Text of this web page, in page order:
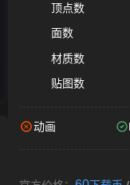
顶点数
面数
材质数
贴图数
动画